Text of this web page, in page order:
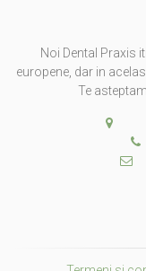
Noi Dental Praxis
europene, dar in
Te